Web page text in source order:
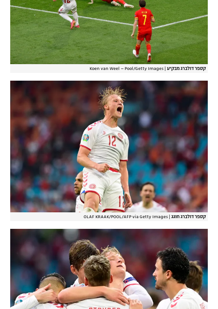
קספר דולברג מבקיע Koen van Weel – Pool/Getty Images
קספר דולברג חוגג OLAF KRAAK/POOL/AFP via Getty Images